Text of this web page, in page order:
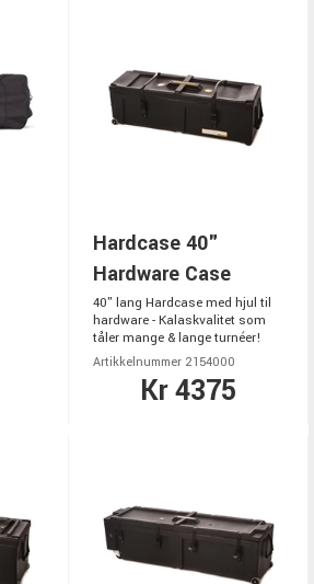
Hardcase 40"
Hardware Case
40" lang Hardcase med hjul til
hardware - Kalaskvalitet som
tåler mange & lange turnéer!
Artikkelnummer 2154000
Kr 4375